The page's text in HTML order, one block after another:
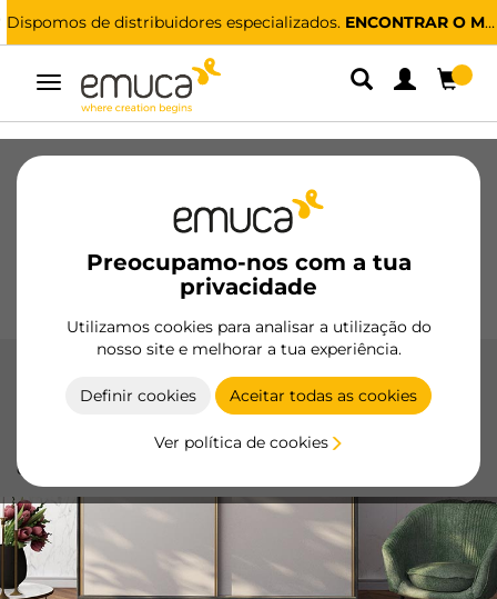
Dispomos de distribuidores especializados.ENCONTRAR O MAIS PRÓXIMO
Alternar
navegação
Preocupamo-nos com a tua
privacidade
Utilizamos cookies para analisar a utilização do
nosso site e melhorar a tua experiência.
Definir cookies Aceitar todas as cookies
Ver política de cookies
Dobradiças
Cozinha Montagem
Puxadores Bases Expositores
Placard 74
suave e silencioso, ideal para portas de correr de até 70 kg,
com perfis de alumínio e opções de fechamento suave.